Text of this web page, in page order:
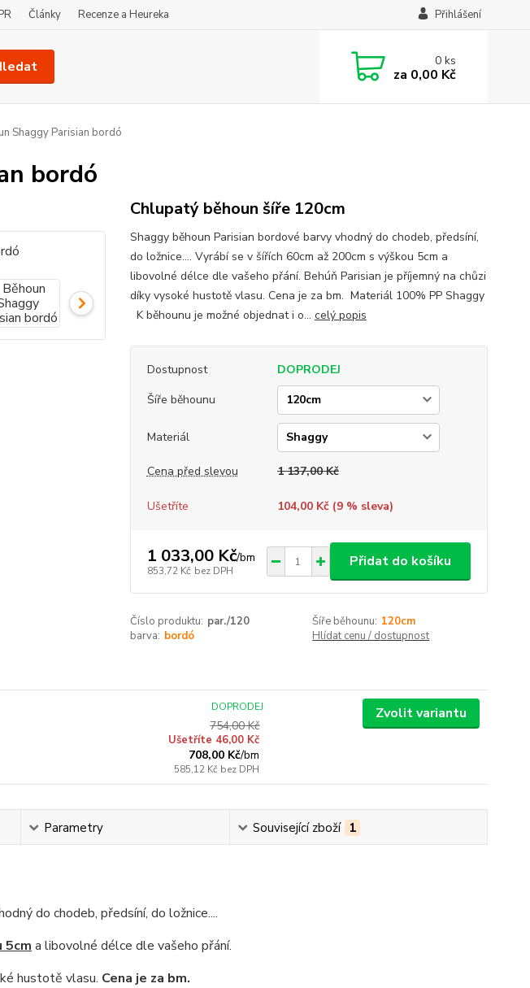
Články Recenze a Heureka Přihlášení
0ks
za 0,00 Kč
Shaggy Parisian bordó
bordó
Chlupatý běhoun šíře 120cm
Shaggy běhoun Parisian bordové barvy vhodný do chodeb, předsíní,
do ložnice.... Vyrábí se v šířích 60cm až 200cm s výškou 5cm a
libovolné délce dle vašeho přání. Behúň Parisian je příjemný na chůzi
díky vysoké hustotě vlasu. Cena je za bm. Materiál 100% PP Shaggy
K běhounu je možné objednat i o... celý popis
Dostupnost
DOPRODEJ
Šíře běhounu
Materiál
Cena před slevou 1 137,00 Kč
Ušetříte 104,00 Kč (9% sleva)
1 033,00 Kč/bm
853,72 Kč bez DPH
Přidat do košíku
Číslo produktu: par./120 Šíře běhounu: 120cm
barva: bordó Hlídat cenu / dostupnost
754,00 Kč
Ušetříte 46,00 Kč
708,00 Kč/bm
585,12 Kč bez DPH
DOPRODEJ Zvolit variantu
Parametry Související zboží 1
do chodeb, předsíní, do ložnice....
5cm a libovolné délce dle vašeho přání.
hustotě vlasu. Cena je za bm.